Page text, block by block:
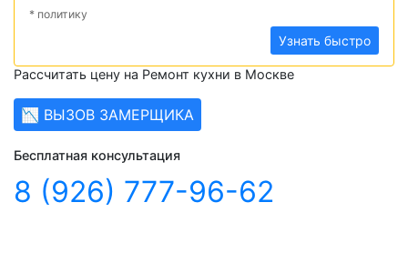
* политику
Узнать быстро
Рассчитать цену на Ремонт кухни в Москве
📉 ВЫЗОВ ЗАМЕРЩИКА
Бесплатная консультация
8 (926) 777-96-62